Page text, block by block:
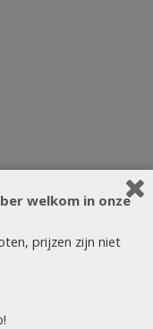
welkom in onze
prijzen zijn niet